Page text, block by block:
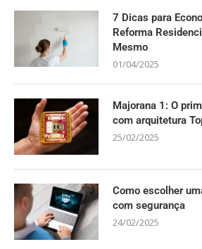
7 Dicas para
Reforma
Mesmo
01/04/2025
Majorana 1: O
com arquitetura
25/02/2025
Como escolher
com segurança
24/02/2025